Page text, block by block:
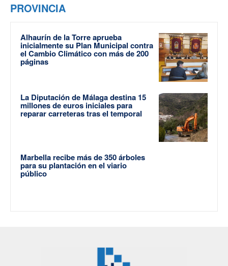
PROVINCIA
Alhaurín de la Torre aprueba
inicialmente su Plan Municipal contra
el Cambio Climático con más de 200
páginas
La Diputación de Málaga destina 15
millones de euros iniciales para
reparar carreteras tras el temporal
Marbella recibe más de 350 árboles
para su plantación en el viario
público